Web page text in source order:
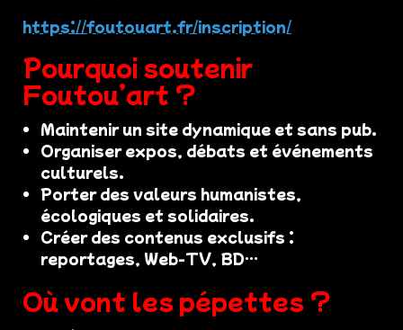
https://foutouart.fr/inscription/
Pourquoi soutenir
Foutou’art ?
Maintenir un site dynamique et sans pub.
Organiser expos, débats et événements
culturels.
Porter des valeurs humanistes,
écologiques et solidaires.
Créer des contenus exclusifs :
reportages, Web-TV, BD…
Où vont les pépettes ?